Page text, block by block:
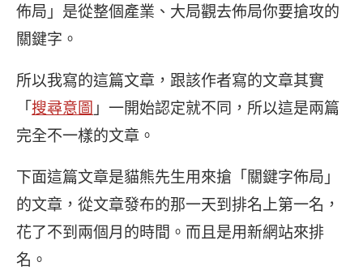
佈局」是從整個產業、大局觀去佈局你要搶攻的
關鍵字。
所以我寫的這篇文章，跟該作者寫的文章其實
「搜尋意圖 」一開始認定就不同，所以這是兩篇
完全不一樣的文章。
下面這篇文章是貓熊先生用來搶「關鍵字佈局」
的文章，從文章發布的那一天到排名上第一名，
花了不到兩個月的時間。而且是用新網站來排
名。